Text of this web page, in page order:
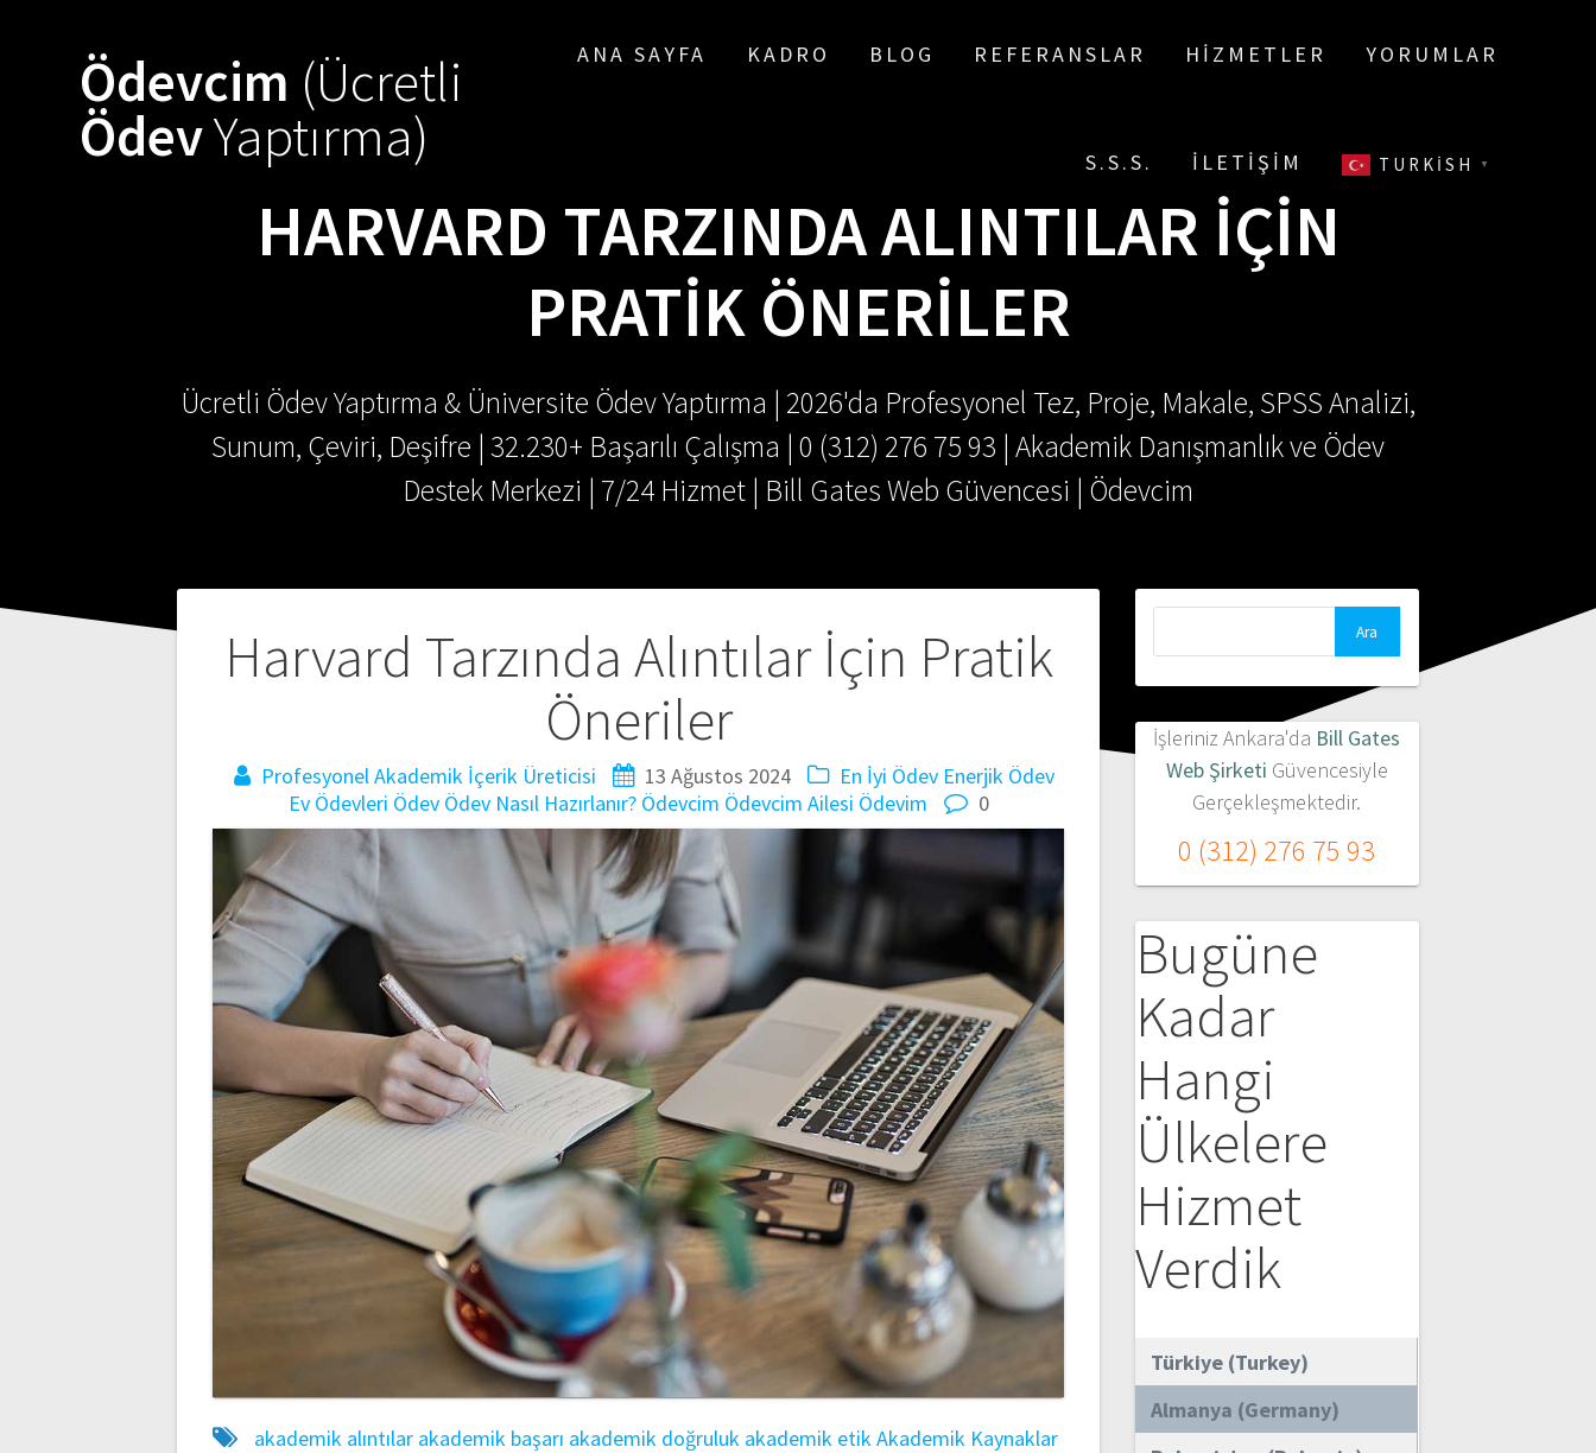
Ödevcim (Ücretli
ÖdevYaptırma)
ANA SAYFA KADRO BLOG REFERANSLAR HIZMETLER YORUMLAR
S.S.S. İLETIŞIM TURKISH ▼
HARVARD TARZINDA ALINTILAR İÇIN
PRATIK ÖNERILER
Ücretli Ödev Yaptırma & Üniversite Ödev Yaptırma | 2026'da Profesyonel Tez, Proje, Makale, SPSS Analizi,
Sunum, Çeviri, Deşifre | 32.230+ Başarılı Çalışma | 0 (312) 276 75 93 | Akademik Danışmanlık ve Ödev
Destek Merkezi | 7/24 Hizmet | Bill Gates Web Güvencesi | Ödevcim
Harvard Tarzında Alıntılar İçin Pratik
Öneriler
Profesyonel Akademik İçerik Üreticisi 13 Ağustos 2024 En İyi Ödev Enerjik Ödev
Ev Ödevleri Ödev Ödev Nasıl Hazırlanır? Ödevcim Ödevcim Ailesi Ödevim 0
akademik alıntılar akademik başarı akademik doğruluk akademik etikAkademik Kaynaklar
Yazı
İşleriniz Ankara'da Bill Gates
Web Şirketi Güvencesiyle
Gerçekleşmektedir.
0 (312) 276 75 93
Bugüne
Kadar
Hangi
Ülkelere
Hizmet
Verdik
Türkiye (Turkey)
Almanya (Germany)